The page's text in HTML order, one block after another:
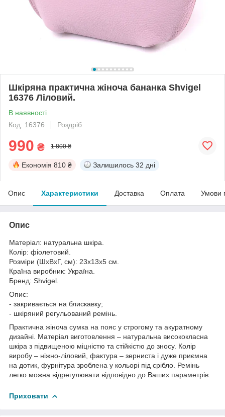
Шкіряна практична жіноча бананка Shvigel
16376 Ліловий.
В наявності
Код: 16376
Роздріб
990 ₴ 1 800 ₴
Економія 810 ₴ Залишилось 32 дні
Опис Характеристики Доставка Оплата Умови
Опис
Матеріал: натуральна шкіра.
Колір: фіолетовий.
Розміри (ШхВхГ, см): 23х13х5 см.
Країна виробник: Україна.
Бренд: Shvigel.
Опис:
- закривається на блискавку;
- шкіряний регульований ремінь.
Практична жіноча сумка на пояс у строгому та акуратному
дизайні. Матеріал виготовлення – натуральна висококласна
шкіра з підвищеною міцністю та стійкістю до зносу. Колір
виробу – ніжно-ліловий, фактура – зерниста і дуже приємна
на дотик, фурнітура зроблена у кольорі під срібло. Ремінь
легко можна відрегулювати відповідно до Ваших параметрів.
Приховати